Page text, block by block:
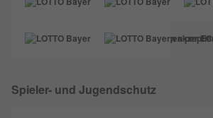
Spieler- und Jugendschutz